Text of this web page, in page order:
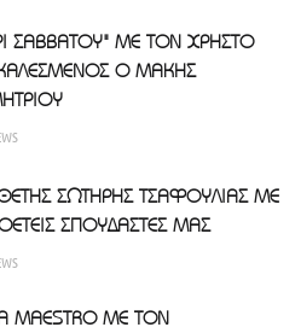
ΣΑΒΒΑΤΟΥ" ΜΕ ΤΟΝ ΧΡΗΣΤΟ
Ο ΜΑΚΗΣ
ΣΩΤΗΡΗΣ ΤΣΑΦΟΥΛΙΑΣ ΜΕ
ΣΠΟΥΔΑΣΤΕΣ ΜΑΣ
MAESTRO ΜΕ ΤΟΝ